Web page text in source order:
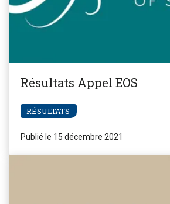
Résultats Appel EOS
RÉSULTATS
Publié le 15 décembre 2021